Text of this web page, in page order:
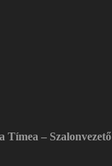
Tímea – Szalonvezető